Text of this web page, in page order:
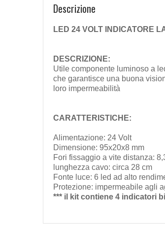
Descrizione
LED 24 VOLT INDICATORE
DESCRIZIONE:
Utile componente luminoso a
che garantisce una buona
loro impermeabilità
CARATTERISTICHE:
Alimentazione: 24 Volt
Dimensione: 95x20x8 mm
Fori fissaggio a vite distanza:
lunghezza cavo: circa 28 cm
Fonte luce: 6 led ad alto
Protezione: impermeabile agli
*** il kit contiene 4 indicatori